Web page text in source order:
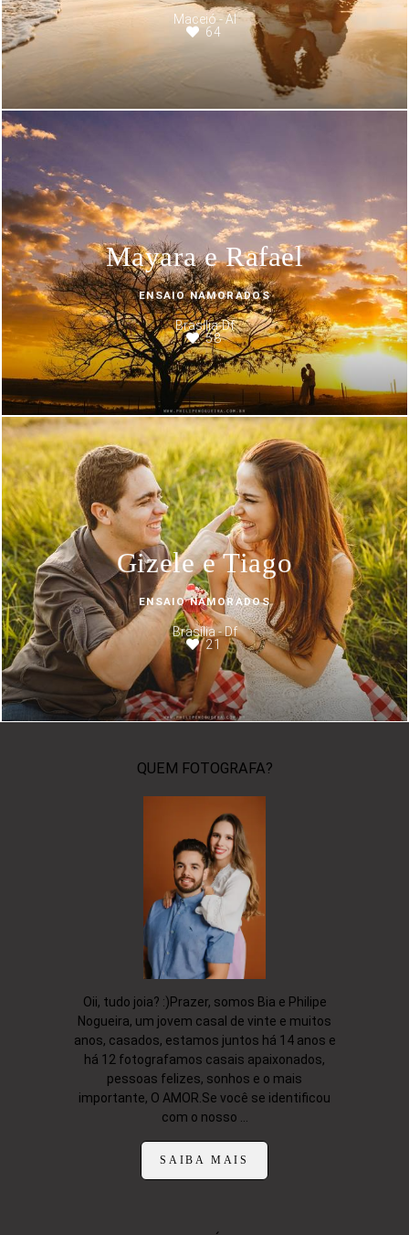
Maceió - Al
64
Mayara e Rafael
ENSAIO NAMORADOS
Brasília-Df
58
Gizele e Tiago
ENSAIO NAMORADOS
Brasília - Df
21
QUEM FOTOGRAFA?
Oii, tudo joia? :)Prazer, somos Bia e Philipe
Nogueira, um jovem casal de vinte e muitos
anos, casados, estamos juntos há 14 anos e
há 12 fotografamos casais apaixonados,
pessoas felizes, sonhos e o mais
importante, O AMOR.Se você se identificou
com o nosso ...
SAIBA MAIS